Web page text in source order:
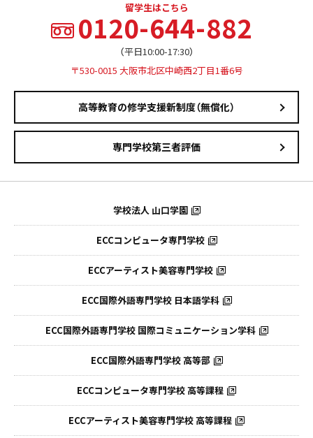
留学生はこちら
0120-644-882
（平日10:00-17:30）
〒530-0015 大阪市北区中崎西2丁目1番6号
高等教育の修学支援新制度（無償化）
専門学校第三者評価
学校法人 山口学園
ECCコンピュータ専門学校
ECCアーティスト美容専門学校
ECC国際外語専門学校 日本語学科
ECC国際外語専門学校 国際コミュニケーション学科
ECC国際外語専門学校 高等部
ECCコンピュータ専門学校 高等課程
ECCアーティスト美容専門学校 高等課程